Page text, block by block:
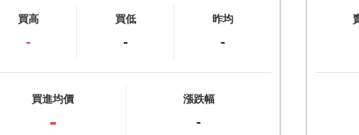
買高
-
買低
-
昨均
-
買進均價
-
漲跌幅
-